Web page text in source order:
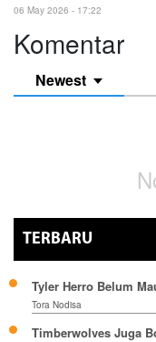
06 May 2026 - 17:22
Komentar
Newest
TERBARU
Tyler Herro Belum
Tora Nodisa
Timberwolves Juga